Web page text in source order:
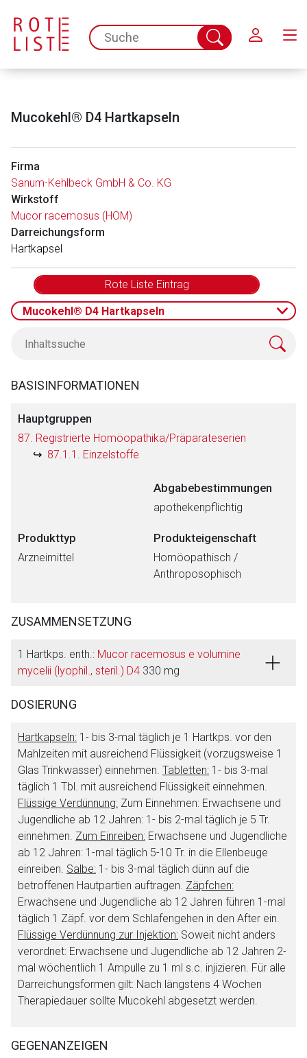
spc.search.input.placeholder
Suche
abschicken
Mucokehl® D4 Hartkapseln
Firma
Sanum-Kehlbeck GmbH & Co. KG
Wirkstoff
Mucor racemosus (HOM)
Darreichungsform
Hartkapsel
Rote Liste Eintrag
Mucokehl® D4 Hartkapseln
BASISINFORMATIONEN
Hauptgruppen
87. Registrierte Homöopathika/Präparateserien
87.1.1. Einzelstoffe
Abgabebestimmungen
apothekenpflichtig
Produkttyp
Arzneimittel
Produkteigenschaft
Homöopathisch /
Anthroposophisch
ZUSAMMENSETZUNG
1 Hartkps. enth.: Mucor racemosus e volumine
mycelii (lyophil., steril.) D4 330 mg
DOSIERUNG
Hartkapseln: 1- bis 3-mal täglich je 1 Hartkps. vor den
Mahlzeiten mit ausreichend Flüssigkeit (vorzugsweise 1
Glas Trinkwasser) einnehmen. Tabletten: 1- bis 3-mal
täglich 1 Tbl. mit ausreichend Flüssigkeit einnehmen.
Flüssige Verdünnung: Zum Einnehmen: Erwachsene und
Jugendliche ab 12 Jahren: 1- bis 2-mal täglich je 5 Tr.
einnehmen. Zum Einreiben: Erwachsene und Jugendliche
ab 12 Jahren: 1-mal täglich 5-10 Tr. in die Ellenbeuge
einreiben. Salbe: 1- bis 3-mal täglich dünn auf die
betroffenen Hautpartien auftragen. Zäpfchen:
Erwachsene und Jugendliche ab 12 Jahren führen 1-mal
täglich 1 Zäpf. vor dem Schlafengehen in den After ein.
Flüssige Verdünnung zur Injektion: Soweit nicht anders
verordnet: Erwachsene und Jugendliche ab 12 Jahren 2-
mal wöchentlich 1 Ampulle zu 1 ml s.c. injizieren. Für alle
Darreichungsformen gilt: Nach längstens 4 Wochen
Therapiedauer sollte Mucokehl abgesetzt werden.
GEGENANZEIGEN